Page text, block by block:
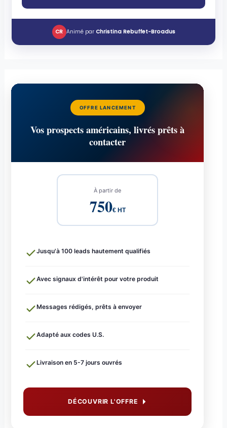
CR Animé par Christina Rebuffet-Broadus
OFFRE LANCEMENT
Vos prospects américains, livrés prêts à
contacter
À partir de
750€ HT
Jusqu'à 100 leads hautement qualifiés
Avec signaux d'intérêt pour votre produit
Messages rédigés, prêts à envoyer
Adapté aux codes U.S.
Livraison en 5-7 jours ouvrés
DÉCOUVRIR L'OFFRE